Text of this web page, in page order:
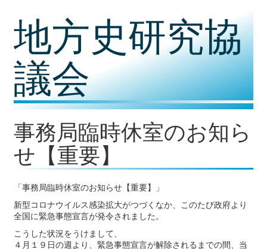
地方史研究協
議会
事務局臨時休室のお知ら
せ【重要】
「事務局臨時休室のお知らせ【重要】」
新型コロナウイルス感染拡大がつづくなか、このたび政府より
全国に緊急事態宣言が発令されました。
こうした状況をうけまして、
４月１９日の週より、緊急事態宣言が解除されるまでの間、当